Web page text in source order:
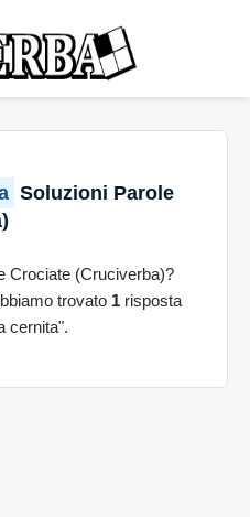
Soluzioni Parole
Crociate (Cruciverba)?
trovato 1 risposta
cernita".